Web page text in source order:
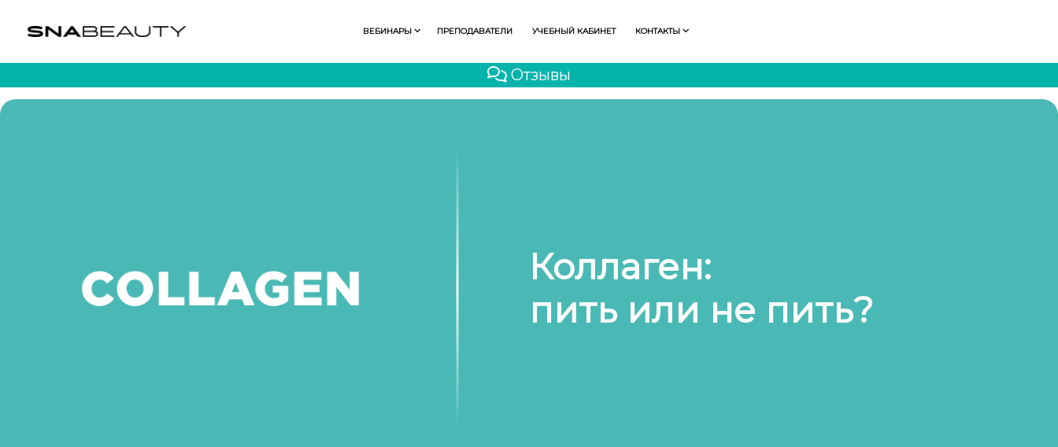
ВЕБИНАРЫ ПРЕПОДАВАТЕЛИ УЧЕБНЫЙ КАБИНЕТ КОНТАКТЫ
Отзывы
Коллаген:
пить или не пить?